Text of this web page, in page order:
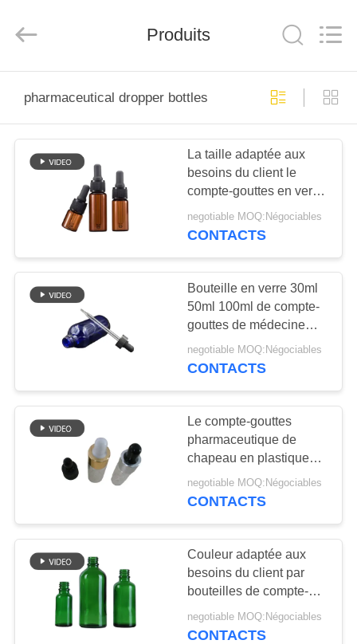
PRODUITS
VIDÉOS
SPECTACLE
VR
DE
NOUS
VISITE
L'USINE
CONTRÔLE
QUALITÉ
Produits
pharmaceutical dropper bottles
La taille adaptée aux
besoins du client le
compte-gouttes en verre
de 20 ml met le cou en
bouteille de chapeau de
negotiable MOQ:Négociables
CONTACTS
Bouteille en verre 30ml
50ml 100ml de compte-
gouttes de médecine
avec la certification
ISO9001
negotiable MOQ:Négociables
CONTACTS
Le compte-gouttes
pharmaceutique de
chapeau en plastique
met la surface en
bouteille d'impression
negotiable MOQ:Négociables
CONTACTS
Couleur adaptée aux
besoins du client par
bouteilles de compte-
gouttes d'oeil en verre
de couvercle de vis avec
negotiable MOQ:Négociables
CONTACTS